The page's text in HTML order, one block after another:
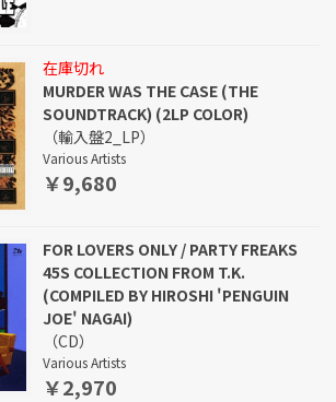
在庫切れ
MURDER WAS THE CASE (THE
SOUNDTRACK) (2LP COLOR)
（輸入盤2_LP）
Various Artists
￥9,680
FOR LOVERS ONLY / PARTY FREAKS
45S COLLECTION FROM T.K.
(COMPILED BY HIROSHI 'PENGUIN
JOE' NAGAI)
（CD）
Various Artists
￥2,970